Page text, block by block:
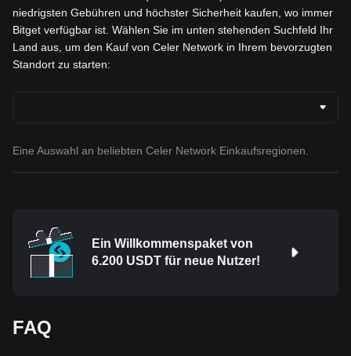
niedrigsten Gebühren und höchster Sicherheit kaufen, wo immer
Bitget verfügbar ist. Wählen Sie im unten stehenden Suchfeld Ihr
Land aus, um den Kauf von Celer Network in Ihrem bevorzugten
Standort zu starten:
Eine Auswahl an beliebten Celer Network Einkaufsregionen.
Ein Willkommenspaket von
6.200 USDT für neue Nutzer!
FAQ